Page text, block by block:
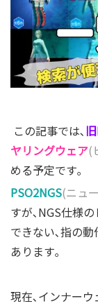
この記事では､
ヤリングウェア(
める予定です｡
PSO2NGS(ニュ
すが､NGS仕様
できない､指の
あります｡
現在､インナー